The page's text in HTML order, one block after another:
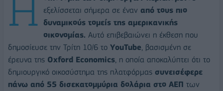
εξελίσσεται σήμερα σε έναν από τους πιο
δυναμικούς τομείς της αμερικανικής
οικονομίας. Αυτό επιβεβαιώνει η έκθεση που
δημοσίευσε την Τρίτη 10/6 το YouTube, βασισμένη σε
έρευνα της Oxford Economics, η οποία αποκαλύπτει ότι το
δημιουργικό οικοσύστημα της πλατφόρμας συνεισέφερε
πάνω από 55 δισεκατομμύρια δολάρια στο ΑΕΠ των